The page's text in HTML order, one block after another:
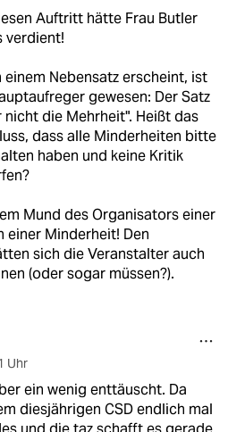
Auftritt hätte Frau Butler
verdient!
einem Nebensatz erscheint, ist
gewesen: Der Satz
nicht die Mehrheit". Heißt das
dass alle Minderheiten bitte
haben und keine Kritik
Mund des Organisators einer
einer Minderheit! Den
sich die Veranstalter auch
(oder sogar müssen?).
Uhr
ein wenig enttäuscht. Da
diesjährigen CSD endlich mal